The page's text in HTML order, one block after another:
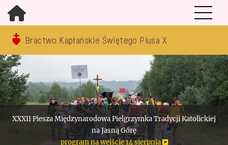
Bractwo Kapłańskie Świętego Piusa X
XXXII Piesza Międzynarodowa Pielgrzymka Tradycji Katolickiej
na Jasną Górę
program na wejście 14 sierpnia